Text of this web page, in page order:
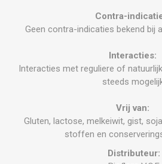
Contra-
Geen contra-indicaties bekend bij
Interacties:
Interacties met reguliere of
steeds
Vrij van:
Gluten, lactose, melkeiwit, gist,
stoffen en
Distributeur: